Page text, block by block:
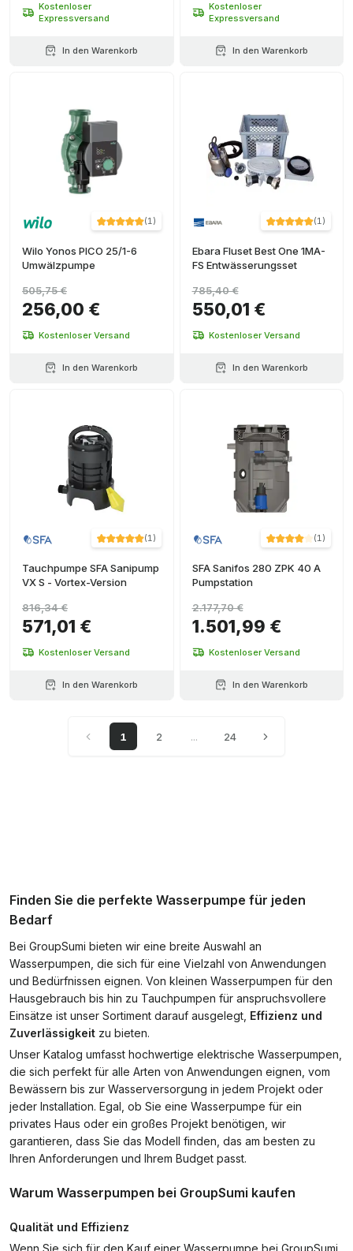
Kostenloser
Expressversand
In den Warenkorb
Kostenloser
Expressversand
In den Warenkorb
(1)
Wilo Yonos PICO 25/1-6
Umwälzpumpe
256,00 €
505,75 €
Kostenloser Versand
In den Warenkorb
(1)
Ebara Fluset Best One 1MA-
FS Entwässerungsset
550,01 €
785,40 €
Kostenloser Versand
In den Warenkorb
(1)
Tauchpumpe SFA Sanipump
VX S - Vortex-Version
571,01 €
816,34 €
Kostenloser Versand
In den Warenkorb
(1)
SFA Sanifos 280 ZPK 40 A
Pumpstation
1.501,99 €
2.177,70 €
Kostenloser Versand
In den Warenkorb
1 2 ... 24
Finden Sie die perfekte Wasserpumpe für jeden
Bedarf
Bei GroupSumi bieten wir eine breite Auswahl an
Wasserpumpen, die sich für eine Vielzahl von Anwendungen
und Bedürfnissen eignen. Von kleinen Wasserpumpen für den
Hausgebrauch bis hin zu Tauchpumpen für anspruchsvollere
Einsätze ist unser Sortiment darauf ausgelegt, Effizienz und
Zuverlässigkeit zu bieten.
Unser Katalog umfasst hochwertige elektrische Wasserpumpen,
die sich perfekt für alle Arten von Anwendungen eignen, vom
Bewässern bis zur Wasserversorgung in jedem Projekt oder
jeder Installation. Egal, ob Sie eine Wasserpumpe für ein
privates Haus oder ein großes Projekt benötigen, wir
garantieren, dass Sie das Modell finden, das am besten zu
Ihren Anforderungen und Ihrem Budget passt.
Warum Wasserpumpen bei GroupSumi kaufen
Qualität und Effizienz
Wenn Sie sich für den Kauf einer Wasserpumpe bei GroupSumi